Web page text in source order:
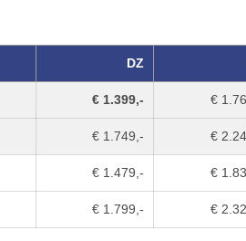
DZ
€ 1.399,- €
€ 1.749,- €
€ 1.479,- €
€ 1.799,- €